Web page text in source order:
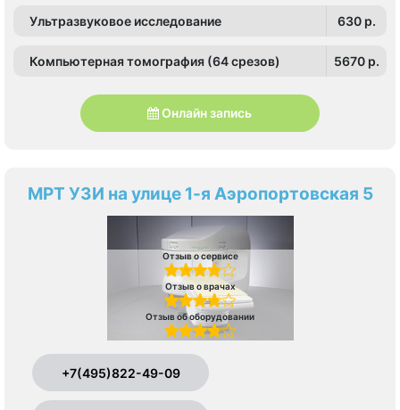
Ультразвуковое исследование 630 p.
Компьютерная томография (64 срезов) 5670 p.
Онлайн запись
МРТ УЗИ на улице 1-я Аэропортовская 5
Отзыв о сервисе
Отзыв о врачах
Отзыв об оборудовании
+7(495)822-49-09